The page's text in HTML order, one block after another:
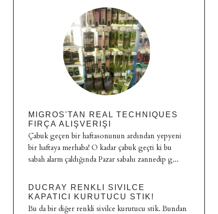
MIGROS'TAN REAL TECHNIQUES
FIRÇA ALIŞVERIŞI
Çabuk geçen bir haftasonunun ardından yepyeni
bir haftaya merhaba! O kadar çabuk geçti ki bu
sabah alarm çaldığında Pazar sabahı zannedip g...
DUCRAY RENKLI SIVILCE
KAPATICI KURUTUCU STIK!
Bu da bir diğer renkli sivilce kurutucu stik. Bundan